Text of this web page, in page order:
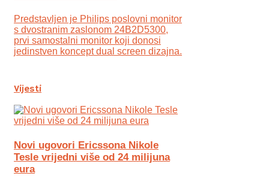
Predstavljen je Philips poslovni monitor
s dvostranim zaslonom 24B2D5300,
prvi samostalni monitor koji donosi
jedinstven koncept dual screen dizajna.
Vijesti
Novi ugovori Ericssona Nikole
Tesle vrijedni više od 24 milijuna
eura